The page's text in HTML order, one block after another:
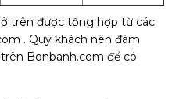
ở trên được tổng hợp từ các
. Quý khách nên đàm
Bonbanh.com để có